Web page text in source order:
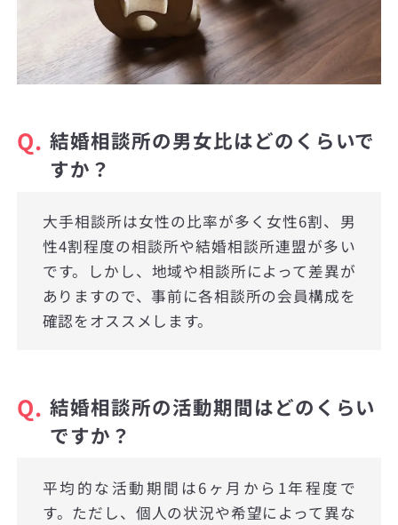
Q. 結婚相談所の男女比はどのくらいで
すか？
大手相談所は女性の比率が多く女性6割、男
性4割程度の相談所や結婚相談所連盟が多い
です。しかし、地域や相談所によって差異が
ありますので、事前に各相談所の会員構成を
確認をオススメします。
Q. 結婚相談所の活動期間はどのくらい
ですか？
平均的な活動期間は6ヶ月から1年程度で
す。ただし、個人の状況や希望によって異な